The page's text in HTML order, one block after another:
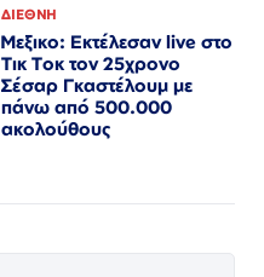
ΔΙΕΘΝΗ
Μεξικο: Εκτέλεσαν live στο
Τικ Τοκ τον 25χρονο
Σέσαρ Γκαστέλουμ με
πάνω από 500.000
ακολούθους